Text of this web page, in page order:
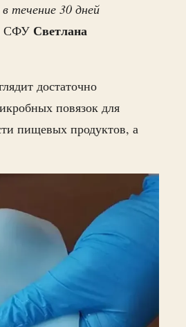
течение 30 дней
СФУ Светлана
достаточно
повязок для
пищевых продуктов, а